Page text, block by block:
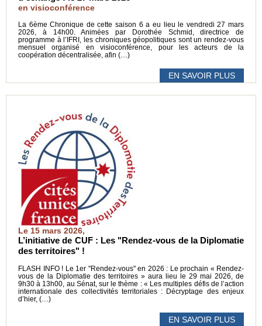
en visioconférence
La 6ème Chronique de cette saison 6 a eu lieu le vendredi 27 mars
2026, à 14h00. Animées par Dorothée Schmid, directrice de
programme à l’IFRI, les chroniques géopolitiques sont un rendez-vous
mensuel organisé en visioconférence, pour les acteurs de la
coopération décentralisée, afin (…)
EN SAVOIR PLUS
Le 15 mars 2026,
L’initiative de CUF : Les "Rendez-vous de la Diplomatie
des territoires" !
FLASH INFO ! Le 1er "Rendez-vous" en 2026 : Le prochain « Rendez-
vous de la Diplomatie des territoires » aura lieu le 29 mai 2026, de
9h30 à 13h00, au Sénat, sur le thème : « Les multiples défis de l’action
internationale des collectivités territoriales : Décryptage des enjeux
d’hier, (…)
EN SAVOIR PLUS